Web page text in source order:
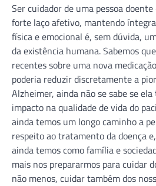
Ser cuidador de uma pessoa
forte laço afetivo, mantendo
física e emocional é, sem dúvida,
da existência humana. Sabemos
recentes sobre uma nova
poderia reduzir discretamente a
Alzheimer, ainda não se sabe se
impacto na qualidade de vida do
ainda temos um longo caminho a
respeito ao tratamento da doença
ainda temos como família e
mais nos prepararmos para cuidar
não menos, cuidar também dos